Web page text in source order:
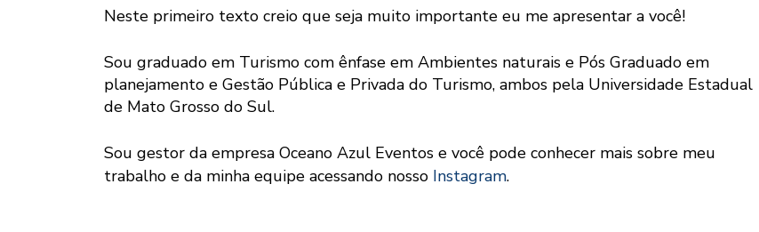
Neste primeiro texto creio que seja muito importante eu me apresentar a você!
Sou graduado em Turismo com ênfase em Ambientes naturais e Pós Graduado em
planejamento e Gestão Pública e Privada do Turismo, ambos pela Universidade Estadual
de Mato Grosso do Sul.
Sou gestor da empresa Oceano Azul Eventos e você pode conhecer mais sobre meu
trabalho e da minha equipe acessando nosso Instagram.